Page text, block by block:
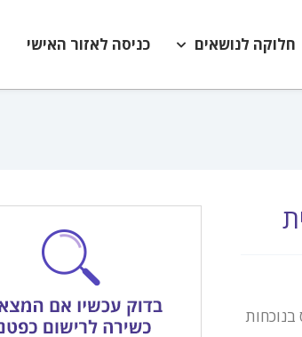
חלוקה לנושאים כניסה לאזור האישי